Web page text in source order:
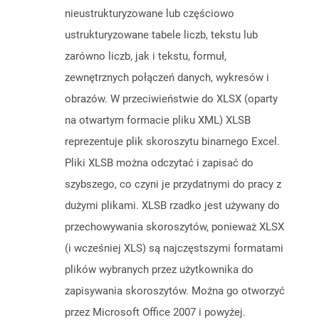
nieustrukturyzowane lub częściowo
ustrukturyzowane tabele liczb, tekstu lub
zarówno liczb, jak i tekstu, formuł,
zewnętrznych połączeń danych, wykresów i
obrazów. W przeciwieństwie do XLSX (oparty
na otwartym formacie pliku XML) XLSB
reprezentuje plik skoroszytu binarnego Excel.
Pliki XLSB można odczytać i zapisać do
szybszego, co czyni je przydatnymi do pracy z
dużymi plikami. XLSB rzadko jest używany do
przechowywania skoroszytów, ponieważ XLSX
(i wcześniej XLS) są najczęstszymi formatami
plików wybranych przez użytkownika do
zapisywania skoroszytów. Można go otworzyć
przez Microsoft Office 2007 i powyżej.